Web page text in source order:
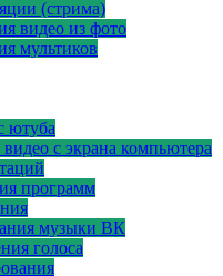
(стрима)
видео из фото
мультиков
ютуба
с экрана компьютера
программ
музыки ВК
голоса